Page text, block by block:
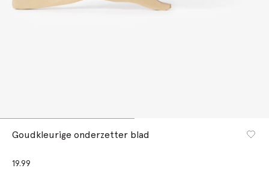
Goudkleurige onderzetter blad
19.99